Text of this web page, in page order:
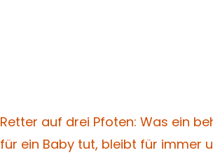
Retter auf drei Pfoten: Was ein
für ein Baby tut, bleibt für immer